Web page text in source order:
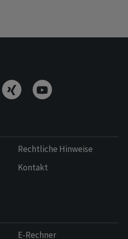
Rechtliche Hinweise
Kontakt
E-Rechner